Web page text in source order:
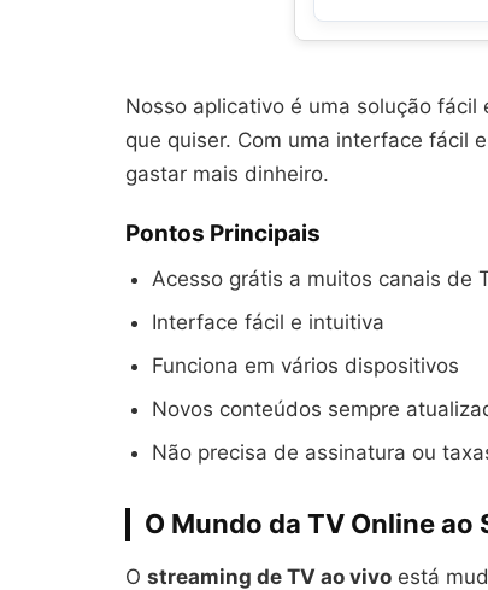
Nosso aplicativo é uma solução fácil
que quiser. Com uma interface fácil
gastar mais dinheiro.
Pontos Principais
Acesso grátis a muitos canais de
Interface fácil e intuitiva
Funciona em vários dispositivos
Novos conteúdos sempre
Não precisa de assinatura ou
O Mundo da TV Online ao
O streaming de TV ao vivo está